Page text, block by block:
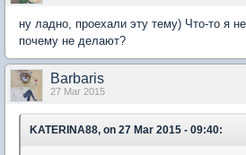
ну ладно, проехали эту тему) Что-то я
почему не делают?
Barbaris
27 Mar 2015
KATERINA88, on 27 Mar 2015 - 09:40: